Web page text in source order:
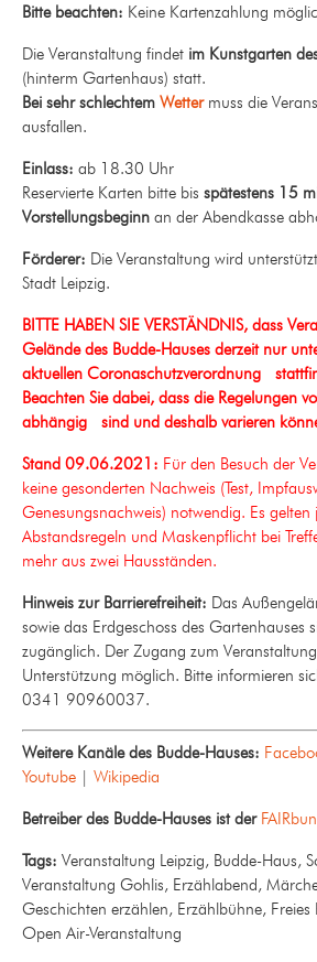
Bitte beachten: Keine Kartenzahlung
Die Veranstaltung findet im Kunstgarten
(hinterm Gartenhaus) statt.
Bei sehr schlechtem Wetter muss die
ausfallen.
Einlass: ab 18.30 Uhr
Reservierte Karten bitte bis spätestens 15
Vorstellungsbeginn an der Abendkasse
Förderer: Die Veranstaltung wird
Stadt Leipzig.
BITTE HABEN SIE VERSTÄNDNIS, dass
Gelände des Budde-Hauses derzeit nur
aktuellen Coronaschutzverordnung
Beachten Sie dabei, dass die Regelungen
abhängig sind und deshalb varieren
Stand 09.06.2021: Für den Besuch der
keine gesonderten Nachweis (Test,
Genesungsnachweis) notwendig. Es gelten
Abstandsregeln und Maskenpflicht bei
mehr aus zwei Hausständen.
Hinweis zur Barrierefreiheit: Das
sowie das Erdgeschoss des Gartenhauses
zugänglich. Der Zugang zum
Unterstützung möglich. Bitte informieren
0341 90960037.
Weitere Kanäle des Budde-Hauses:
Youtube | Wikipedia
Betreiber des Budde-Hauses ist der
Tags: Veranstaltung Leipzig, Budde-Haus,
Veranstaltung Gohlis, Erzählabend,
Geschichten erzählen, Erzählbühne,
Open Air-Veranstaltung